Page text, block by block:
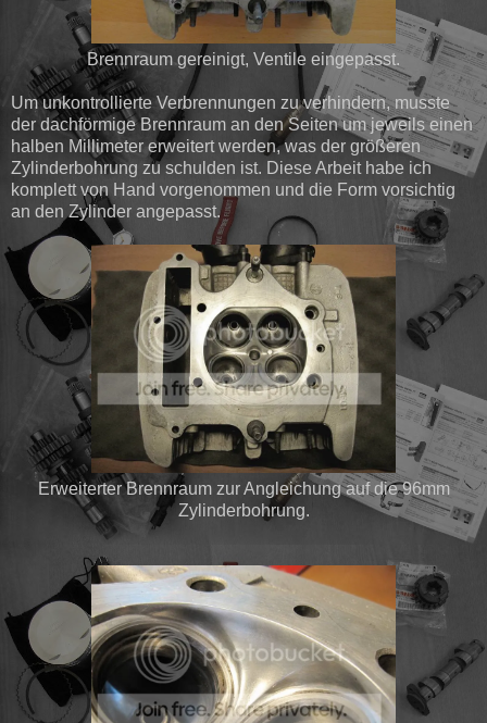
Brennraum gereinigt, Ventile eingepasst.
Um unkontrollierte Verbrennungen zu verhindern, musste
der dachförmige Brennraum an den Seiten um jeweils einen
halben Millimeter erweitert werden, was der größeren
Zylinderbohrung zu schulden ist. Diese Arbeit habe ich
komplett von Hand vorgenommen und die Form vorsichtig
an den Zylinder angepasst.
Erweiterter Brennraum zur Angleichung auf die 96mm
Zylinderbohrung.